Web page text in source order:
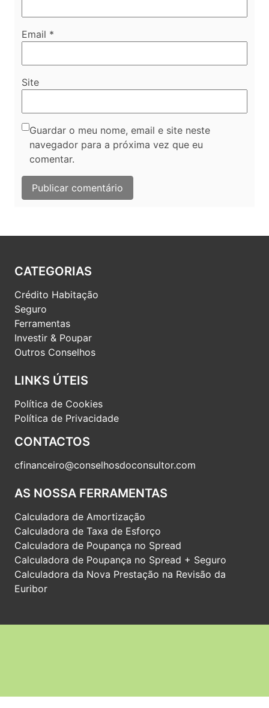
Email *
Site
Guardar o meu nome, email e site neste
navegador para a próxima vez que eu
comentar.
CATEGORIAS
Crédito Habitação
Seguro
Ferramentas
Investir & Poupar
Outros Conselhos
LINKS ÚTEIS
Política de Cookies
Política de Privacidade
CONTACTOS
cfinanceiro@conselhosdoconsultor.com
AS NOSSA FERRAMENTAS
Calculadora de Amortização
Calculadora de Taxa de Esforço
Calculadora de Poupança no Spread
Calculadora de Poupança no Spread + Seguro
Calculadora da Nova Prestação na Revisão da
Euribor